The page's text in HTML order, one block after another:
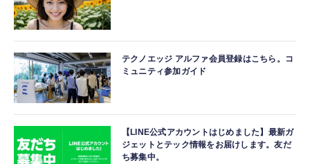
テクノエッジ アルファ会員登録はこちら。コ
ミュニティ参加ガイド
【LINE公式アカウントはじめました】最新ガ
ジェットとテック情報をお届けします。友だ
ち募集中。